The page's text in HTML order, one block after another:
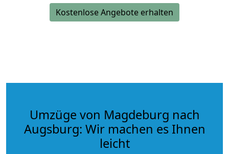
Kostenlose Angebote erhalten
Umzüge von Magdeburg nach
Augsburg: Wir machen es Ihnen
leicht